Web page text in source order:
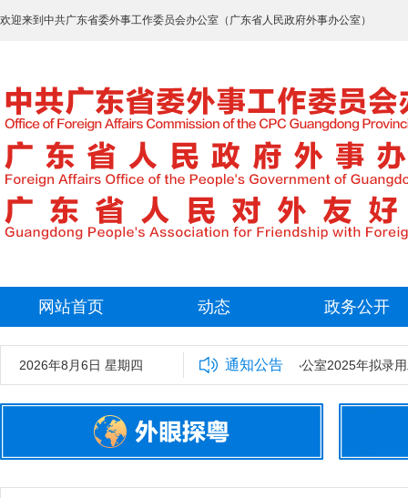
欢迎来到中共广东省委外事工作委员会办公室（广东省人民政府外事办公室）
网站首页 动态 政务公开
2026年8月6日 星期四 通知公告
中共广东省委外事工作委员会办公室2025年拟录用